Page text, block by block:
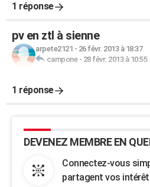
1 réponse
pv en ztl à sienne
arpete2121 - 26 févr. 2013 à 18:37
campone- 28 févr. 2013 à 10:55
1 réponse
DEVENEZ MEMBRE EN
Connectez-vous
partagent vos